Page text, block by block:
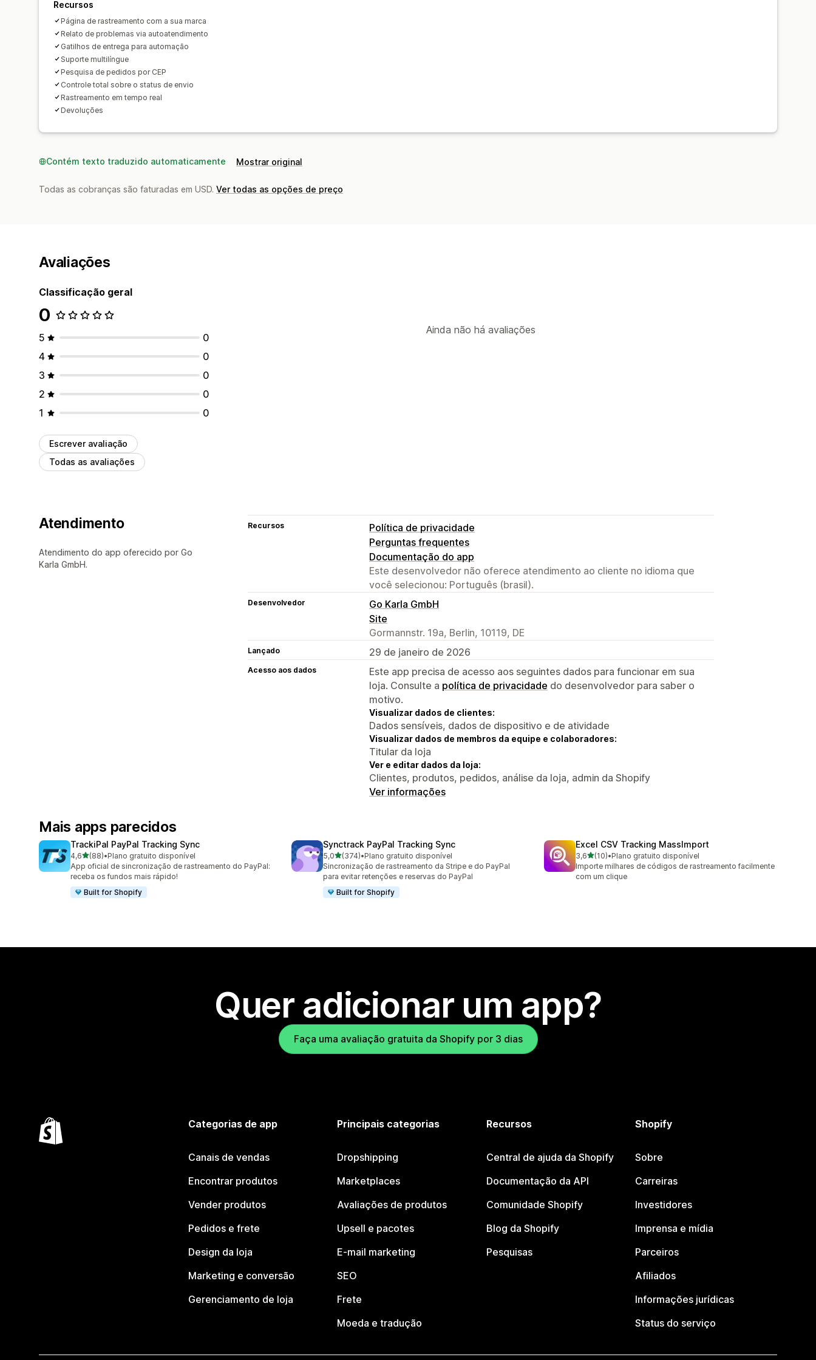
Recursos
Página de rastreamento com a sua marca
Relato de problemas via autoatendimento
Gatilhos de entrega para automação
Suporte multilíngue
Pesquisa de pedidos por CEP
Controle total sobre o status de envio
Rastreamento em tempo real
Devoluções
Contém texto traduzido automaticamente Mostrar original
Todas as cobranças são faturadas em USD. Ver todas as opções de preço
Avaliações
Classificação geral
0
5
0
4
0
3
0
2
0
1
0
Escrever avaliação
Todas as avaliações
Ainda não há avaliações
Atendimento
Atendimento do app oferecido por Go
Karla GmbH.
Recursos
Política de privacidade
Perguntas frequentes
Documentação do app
Este desenvolvedor não oferece atendimento ao cliente no idioma que
você selecionou: Português (brasil).
Desenvolvedor
Go Karla GmbH
Site
Gormannstr. 19a, Berlin, 10119, DE
Lançado 29 de janeiro de 2026
Acesso aos dados
Este app precisa de acesso aos seguintes dados para funcionar em sua
loja. Consulte a política de privacidade do desenvolvedor para saber o
motivo.
Visualizar dados de clientes:
Dados sensíveis, dados de dispositivo e de atividade
Visualizar dados de membros da equipe e colaboradores:
Titular da loja
Ver e editar dados da loja:
Clientes, produtos, pedidos, análise da loja, admin da Shopify
Ver informações
Mais apps parecidos
TrackiPal PayPal Tracking Sync
4,6de 5 estrelas
(88)
88 avaliações ao todo
•Plano gratuito disponível
App oficial de sincronização de rastreamento do PayPal:
receba os fundos mais rápido!
Built for Shopify
Synctrack PayPal Tracking Sync
5,0de 5 estrelas
(374)
374 avaliações ao todo
•Plano gratuito disponível
Sincronização de rastreamento da Stripe e do PayPal
para evitar retenções e reservas do PayPal
Built for Shopify
Excel CSV Tracking MassImport
3,6de 5 estrelas
(10)
10 avaliações ao todo
•Plano gratuito disponível
Importe milhares de códigos de rastreamento facilmente
com um clique
Quer adicionar um app?
Faça uma avaliação gratuita da Shopify por 3 dias
Categorias de app
Canais de vendas
Encontrar produtos
Vender produtos
Pedidos e frete
Design da loja
Marketing e conversão
Gerenciamento de loja
Principais categorias
Dropshipping
Marketplaces
Avaliações de produtos
Upsell e pacotes
E-mail marketing
SEO
Frete
Moeda e tradução
Recursos
Central de ajuda da Shopify
Documentação da API
Comunidade Shopify
Blog da Shopify
Pesquisas
Shopify
Sobre
Carreiras
Investidores
Imprensa e mídia
Parceiros
Afiliados
Informações jurídicas
Status do serviço